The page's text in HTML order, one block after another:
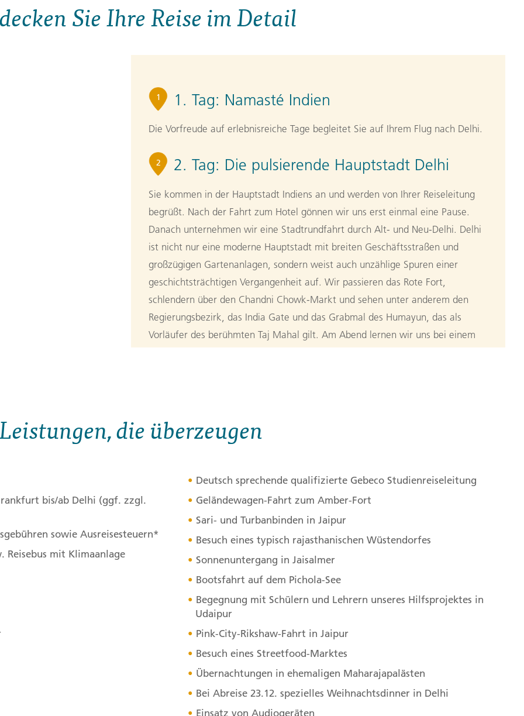
Sie Ihre Reise im Detail
1 1. Tag: Namasté Indien
Die Vorfreude auf erlebnisreiche Tage begleitet Sie auf Ihrem Flug nach Delhi.
2 2. Tag: Die pulsierende Hauptstadt Delhi
Sie kommen in der Hauptstadt Indiens an und werden von Ihrer Reiseleitung
begrüßt. Nach der Fahrt zum Hotel gönnen wir uns erst einmal eine Pause.
Danach unternehmen wir eine Stadtrundfahrt durch Alt- und Neu-Delhi. Delhi
ist nicht nur eine moderne Hauptstadt mit breiten Geschäftsstraßen und
großzügigen Gartenanlagen, sondern weist auch unzählige Spuren einer
geschichtsträchtigen Vergangenheit auf. Wir passieren das Rote Fort,
schlendern über den Chandni Chowk-Markt und sehen unter anderem den
Regierungsbezirk, das India Gate und das Grabmal des Humayun, das als
Vorläufer des berühmten Taj Mahal gilt. Am Abend lernen wir uns bei einem
Wir besichtigen die wunderschönen Haveli-Häuser. Die Kaufmannspaläste sind
Tagesverlaufansehen
1. Delhi, Indien
2. Mandawa, Rajasthan 333704, Indien
4. Tag:Von Mandawa nach Bikaner
Wir fahren weiter nach Bikaner, inmitten der Wüste Thar gelegen. Unterwegs
halten wir in Devi Kund, der Grabstätte der Bikaji-Rathore-Dynastie. Weiterer
Punkt unseres abwechslungsreichen Besichtigungsprogrammes ist das
Junagarh-Fort aus dem 16. Jahrhundert mit dem Palastteil im Inneren. Zum
Waren, die dort feilgeboten werden. 190 km (F, A)
Tagesverlauf ansehen
die überzeugen
bis/ab Delhi (ggf. zzgl.
sowie Ausreisesteuern*
Reisebus mit Klimaanlage
Deutsch sprechende qualifizierte Gebeco Studienreiseleitung
Geländewagen-Fahrt zum Amber-Fort
Sari- und Turbanbinden in Jaipur
Besuch eines typisch rajasthanischen Wüstendorfes
Sonnenuntergang in Jaisalmer
Bootsfahrt auf dem Pichola-See
Begegnung mit Schülern und Lehrern unseres Hilfsprojektes in
Udaipur
Pink-City-Rikshaw-Fahrt in Jaipur
Besuch eines Streetfood-Marktes
Übernachtungen in ehemaligen Maharajapalästen
Bei Abreise 23.12. spezielles Weihnachtsdinner in Delhi
Einsatz von Audiogeräten